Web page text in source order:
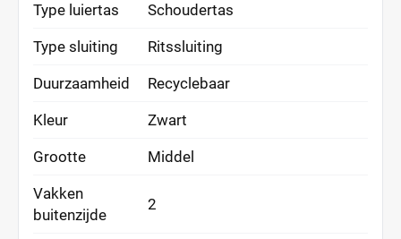
Type luiertas Schoudertas
Type sluiting Ritssluiting
Duurzaamheid Recyclebaar
Kleur Zwart
Grootte Middel
Vakken
buitenzijde
2